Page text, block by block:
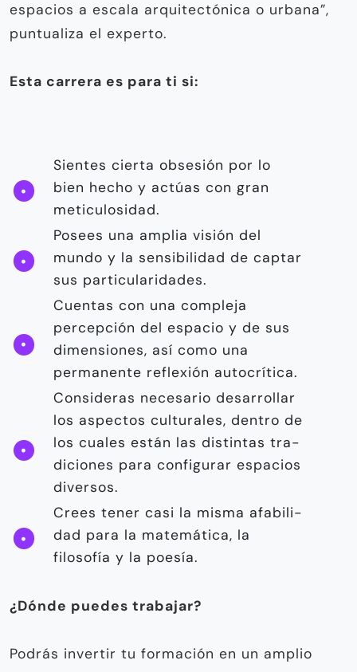
espacios a escala arqui­tectónica o urbana”,
puntualiza el experto.
Esta carrera es para ti si:
Sientes cierta obsesión por lo
bien hecho y actúas con gran
meticulosidad.
Posees una amplia visión del
mun­do y la sensibilidad de captar
sus particularidades.
Cuentas con una compleja
percep­ción del espacio y de sus
dimen­siones, así como una
permanente reflexión autocrítica.
Consideras necesario desarrollar
los aspectos culturales, dentro de
los cuales están las distintas tra­
diciones para configurar espacios
diversos.
Crees tener casi la misma afabili­
dad para la matemática, la
filosofía y la poesía.
¿Dónde puedes trabajar?
Podrás invertir tu formación en un amplio